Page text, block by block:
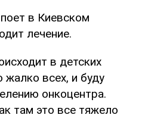
в Киевском
лечение.
в детских
жалко всех, и буду
онкоцентра.
там это все тяжело